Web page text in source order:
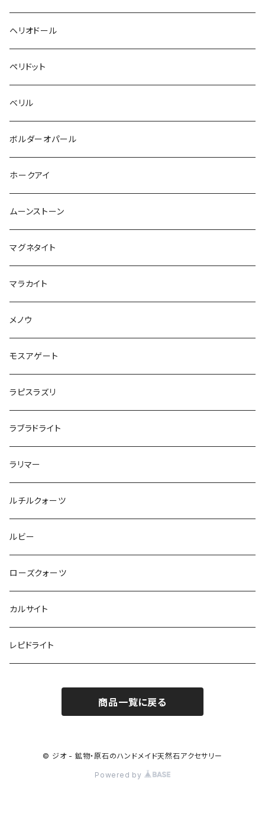
ヘリオドール
ペリドット
ベリル
ボルダーオパール
ホークアイ
ムーンストーン
マグネタイト
マラカイト
メノウ
モスアゲート
ラピスラズリ
ラブラドライト
ラリマー
ルチルクォーツ
ルビー
ローズクォーツ
カルサイト
レピドライト
商品一覧に戻る
© ジオ - 鉱物・原石のハンドメイド天然石アクセサリー
Powered by